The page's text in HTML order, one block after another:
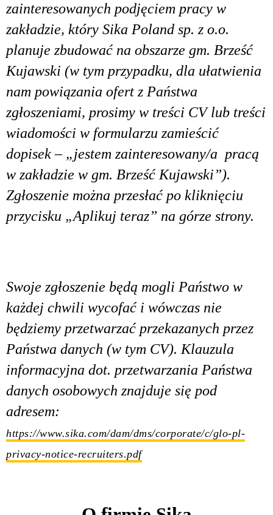
zainteresowanych podjęciem pracy w
zakładzie, który Sika Poland sp. z o.o.
planuje zbudować na obszarze gm. Brześć
Kujawski (w tym przypadku, dla ułatwienia
nam powiązania ofert z Państwa
zgłoszeniami, prosimy w treści CV lub treści
wiadomości w formularzu zamieścić
dopisek – „jestem zainteresowany/a pracą
w zakładzie w gm. Brześć Kujawski”).
Zgłoszenie można przesłać po kliknięciu
przycisku „Aplikuj teraz” na górze strony.
Swoje zgłoszenie będą mogli Państwo w
każdej chwili wycofać i wówczas nie
będziemy przetwarzać przekazanych przez
Państwa danych (w tym CV). Klauzula
informacyjna dot. przetwarzania Państwa
danych osobowych znajduje się pod
adresem:
https://www.sika.com/dam/dms/corporate/c/glo-pl-
privacy-notice-recruiters.pdf